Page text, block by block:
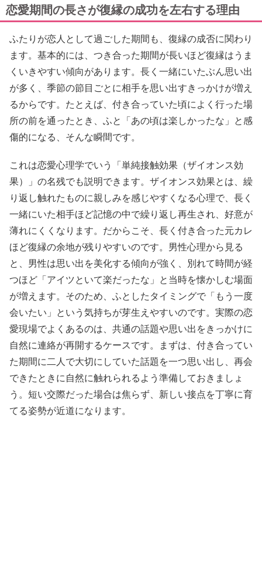
恋愛期間の長さが復縁の成功を左右する理由
ふたりが恋人として過ごした期間も、復縁の成否に関わり
ます。基本的には、つき合った期間が長いほど復縁はうま
くいきやすい傾向があります。長く一緒にいたぶん思い出
が多く、季節の節目ごとに相手を思い出すきっかけが増え
るからです。たとえば、付き合っていた頃によく行った場
所の前を通ったとき、ふと「あの頃は楽しかったな」と感
傷的になる、そんな瞬間です。
これは恋愛心理学でいう「単純接触効果（ザイオンス効
果）」の名残でも説明できます。ザイオンス効果とは、繰
り返し触れたものに親しみを感じやすくなる心理で、長く
一緒にいた相手ほど記憶の中で繰り返し再生され、好意が
薄れにくくなります。だからこそ、長く付き合った元カレ
ほど復縁の余地が残りやすいのです。男性心理から見る
と、男性は思い出を美化する傾向が強く、別れて時間が経
つほど「アイツといて楽だったな」と当時を懐かしむ場面
が増えます。そのため、ふとしたタイミングで「もう一度
会いたい」という気持ちが芽生えやすいのです。実際の恋
愛現場でよくあるのは、共通の話題や思い出をきっかけに
自然に連絡が再開するケースです。まずは、付き合ってい
た期間に二人で大切にしていた話題を一つ思い出し、再会
できたときに自然に触れられるよう準備しておきましょ
う。短い交際だった場合は焦らず、新しい接点を丁寧に育
てる姿勢が近道になります。